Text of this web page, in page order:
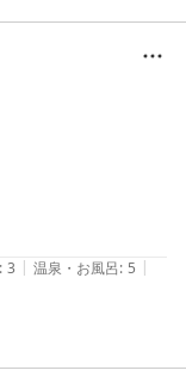
にホコリが…アレルギ
になりました。
: 3 | 温泉・お風呂: 5 |